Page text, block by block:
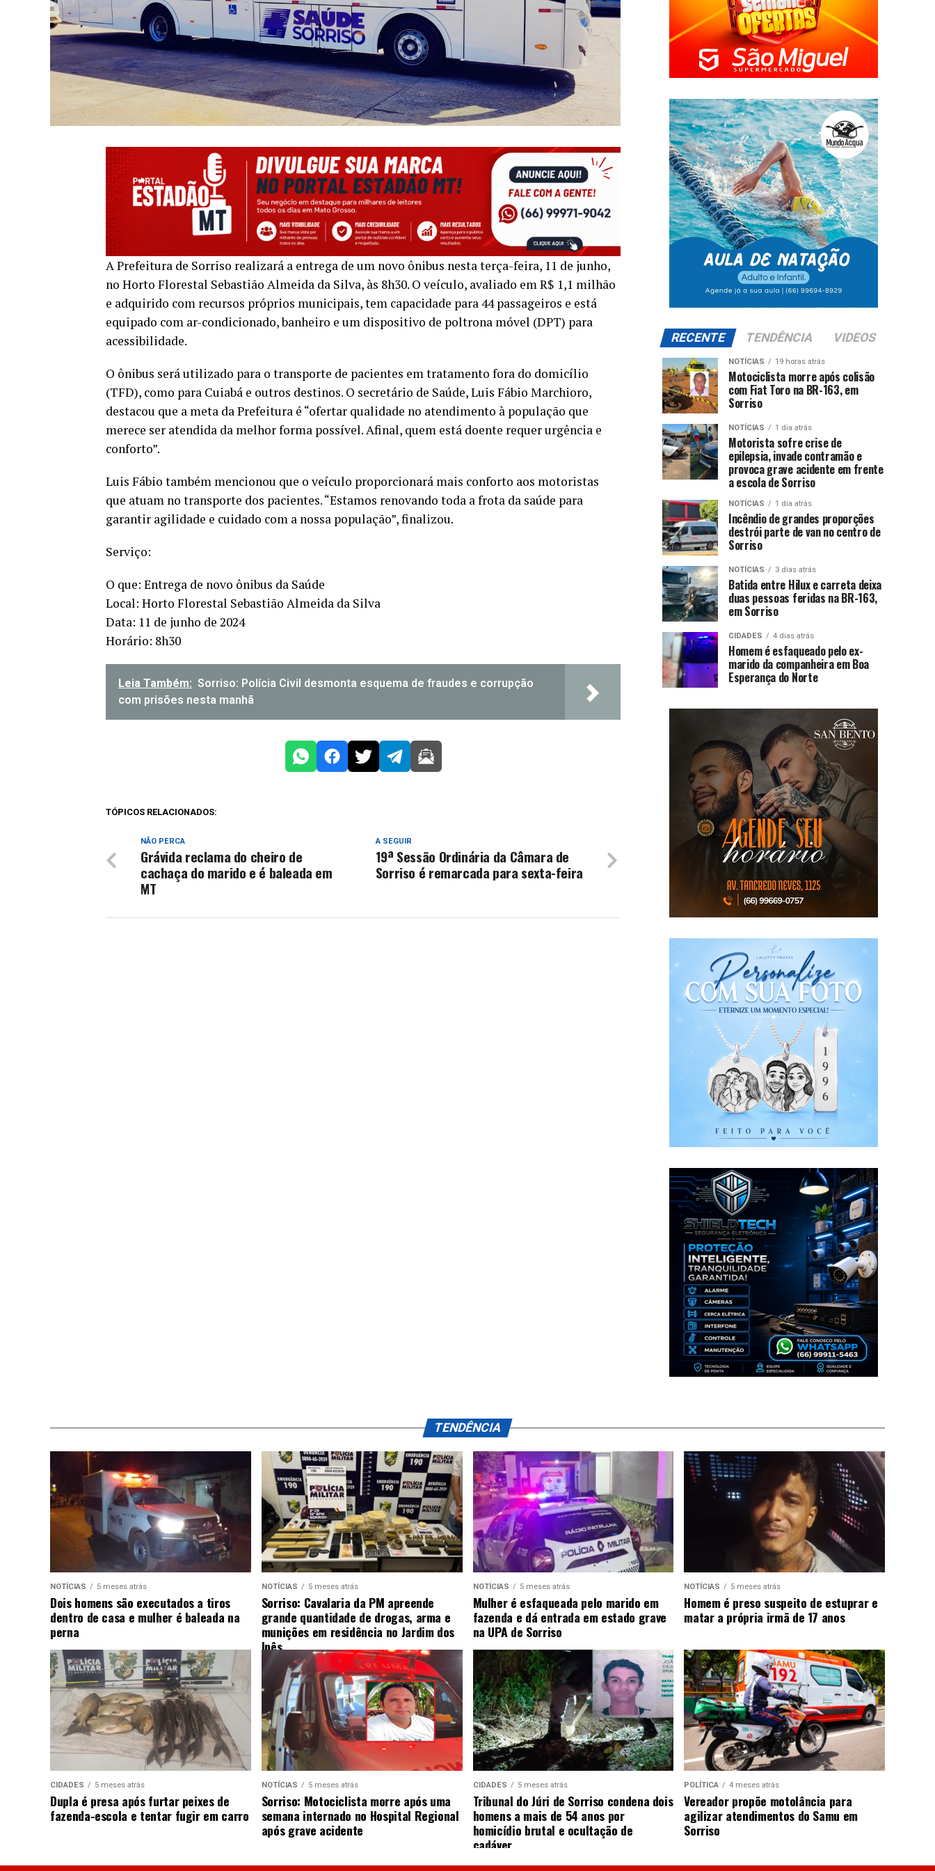
A Prefeitura de Sorriso realizará a entrega de um novo ônibus nesta terça-feira, 11 de junho,
no Horto Florestal Sebastião Almeida da Silva, às 8h30. O veículo, avaliado em R$ 1,1 milhão
e adquirido com recursos próprios municipais, tem capacidade para 44 passageiros e está
equipado com ar-condicionado, banheiro e um dispositivo de poltrona móvel (DPT) para
acessibilidade.
O ônibus será utilizado para o transporte de pacientes em tratamento fora do domicílio
(TFD), como para Cuiabá e outros destinos. O secretário de Saúde, Luis Fábio Marchioro,
destacou que a meta da Prefeitura é “ofertar qualidade no atendimento à população que
merece ser atendida da melhor forma possível. Afinal, quem está doente requer urgência e
conforto”.
Luis Fábio também mencionou que o veículo proporcionará mais conforto aos motoristas
que atuam no transporte dos pacientes. “Estamos renovando toda a frota da saúde para
garantir agilidade e cuidado com a nossa população”, finalizou.
Serviço:
O que: Entrega de novo ônibus da Saúde
Local: Horto Florestal Sebastião Almeida da Silva
Data: 11 de junho de 2024
Horário: 8h30
Leia Também: Sorriso: Polícia Civil desmonta esquema de fraudes e corrupção
com prisões nesta manhã
TÓPICOS RELACIONADOS:
A SEGUIR
19ª Sessão Ordinária da Câmara de
Sorriso é remarcada para sexta-feira
NÃO PERCA
Grávida reclama do cheiro de
cachaça do marido e é baleada em
MT
RECENTE TENDÊNCIA VIDEOS
NOTÍCIAS 19 horas atrás
Motociclista morre após colisão
com Fiat Toro na BR-163, em
Sorriso
NOTÍCIAS 1 dia atrás
Motorista sofre crise de
epilepsia, invade contramão e
provoca grave acidente em frente
a escola de Sorriso
NOTÍCIAS 1 dia atrás
Incêndio de grandes proporções
destrói parte de van no centro de
Sorriso
NOTÍCIAS 3 dias atrás
Batida entre Hilux e carreta deixa
duas pessoas feridas na BR-163,
em Sorriso
CIDADES 4 dias atrás
Homem é esfaqueado pelo ex-
marido da companheira em Boa
Esperança do Norte
TENDÊNCIA
NOTÍCIAS 5 meses atrás
Dois homens são executados a tiros
dentro de casa e mulher é baleada na
perna
NOTÍCIAS 5 meses atrás
Sorriso: Cavalaria da PM apreende
grande quantidade de drogas, arma e
munições em residência no Jardim dos
Ipês
NOTÍCIAS 5 meses atrás
Mulher é esfaqueada pelo marido em
fazenda e dá entrada em estado grave
na UPA de Sorriso
NOTÍCIAS 5 meses atrás
Homem é preso suspeito de estuprar e
matar a própria irmã de 17 anos
CIDADES 5 meses atrás
Dupla é presa após furtar peixes de
fazenda-escola e tentar fugir em carro
NOTÍCIAS 5 meses atrás
Sorriso: Motociclista morre após uma
semana internado no Hospital Regional
após grave acidente
CIDADES 5 meses atrás
Tribunal do Júri de Sorriso condena dois
homens a mais de 54 anos por
homicídio brutal e ocultação de
cadáver
POLÍTICA 4 meses atrás
Vereador propõe motolância para
agilizar atendimentos do Samu em
Sorriso